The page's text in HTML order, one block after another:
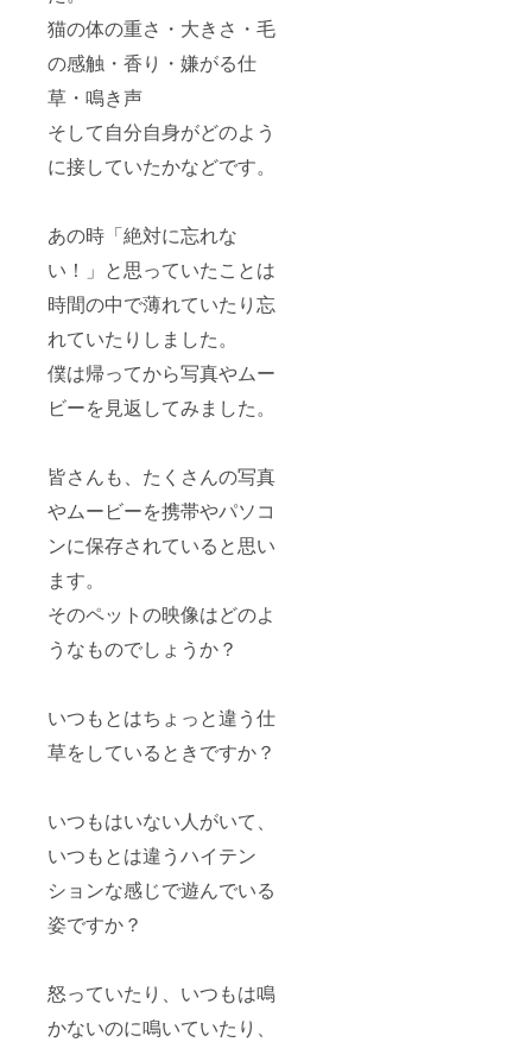
猫の体の重さ・大きさ・毛
の感触・香り・嫌がる仕
草・鳴き声
そして自分自身がどのよう
に接していたかなどです。
あの時「絶対に忘れな
い！」と思っていたことは
時間の中で薄れていたり忘
れていたりしました。
僕は帰ってから写真やムー
ビーを見返してみました。
皆さんも、たくさんの写真
やムービーを携帯やパソコ
ンに保存されていると思い
ます。
そのペットの映像はどのよ
うなものでしょうか？
いつもとはちょっと違う仕
草をしているときですか？
いつもはいない人がいて、
いつもとは違うハイテン
ションな感じで遊んでいる
姿ですか？
怒っていたり、いつもは鳴
かないのに鳴いていたり、